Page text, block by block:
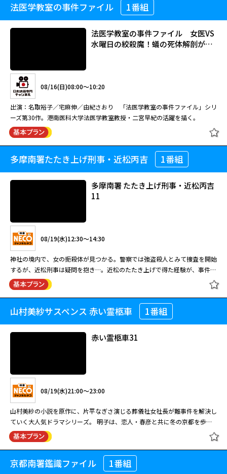
法医学教室の事件ファイル 1番組
法医学教室の事件ファイル 女医VS
水曜日の絞殺魔！蟻の死体解剖が…
08/16(日)08:00～10:20
出演：名取裕子／宅麻伸／由紀さおり 「法医学教室の事件ファイル」シリ
ーズ第30作。港南医科大学法医学教室教授・二宮早紀の活躍を描く。
法医学教室の事件ファイル 女医VS
水曜日の絞殺魔！蟻の死体解剖が…
出演：名取裕子／宅麻伸／由紀さおり 「法医学教室の事件ファイル」シリ
ーズ第30作。港南医科大学法医学教室教授・二宮早紀の活躍を描く。
多摩南署たたき上げ刑事・近松丙吉 1番組
多摩南署 たたき上げ刑事・近松丙吉
11
08/19(水)12:30～14:30
神社の境内で、女の扼殺体が見つかる。警察では強盗殺人とみて捜査を開始
するが、近松刑事は疑問を抱き…。近松のたたき上げで得た経験が、事件の
核心に迫る！ ある雨の夜、神社の境内で近所に住む滝本あやめ（石原あつ
美）が絞め殺された。その後、強盗殺人として捜査を進めることが決まる
が、多摩南署の刑事・近松丙吉（伊東四朗）は被害者の衣類と残された靴跡
に疑問を抱く。やがて、あやめが不倫をしていたことが判明し、不倫相手の
浅田（乃木涼介）に事情聴取をするが浅田は容疑を否認。その後、聞き込み
を続ける近松は、現場近くに住む中石（益岡徹）の家から気になるものを見
多摩南署 たたき上げ刑事・近松丙吉
神社の境内で、女の扼殺体が見つかる。警察では強盗殺人とみて捜査を開始
するが、近松刑事は疑問を抱き…。近松のたたき上げで得た経験が、事件の
核心に迫る！ ある雨の夜、神社の境内で近所に住む滝本あやめ（石原あつ
美）が絞め殺された。その後、強盗殺人として捜査を進めることが決まる
が、多摩南署の刑事・近松丙吉（伊東四朗）は被害者の衣類と残された靴跡
に疑問を抱く。やがて、あやめが不倫をしていたことが判明し、不倫相手の
浅田（乃木涼介）に事情聴取をするが浅田は容疑を否認。その後、聞き込み
を続ける近松は、現場近くに住む中石（益岡徹）の家から気になるものを見
つけ…
山村美紗サスペンス 赤い霊柩車 1番組
赤い霊柩車31
08/19(水)21:00～23:00
山村美紗の小説を原作に、片平なぎさ演じる葬儀社女社長が難事件を解決し
ていく大人気ドラマシリーズ。 明子は、恋人・春彦と共に冬の京都を歩い
ていると、道端で熱心にスケッチをする少女・鈴子を見かける。後日、無理
心中を試みた母親が死にきれず、次女だけを殺害し逃亡した事件のニュース
を知った明子。なんと被害者の自転車が見つかった場所は、鈴子がスケッチ
をしていた場所だった。
赤い霊柩車31
京都南署鑑識ファイル 1番組